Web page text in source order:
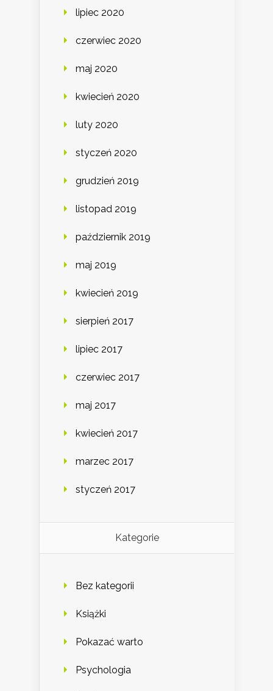
lipiec 2020
czerwiec 2020
maj 2020
kwiecień 2020
luty 2020
styczeń 2020
grudzień 2019
listopad 2019
październik 2019
maj 2019
kwiecień 2019
sierpień 2017
lipiec 2017
czerwiec 2017
maj 2017
kwiecień 2017
marzec 2017
styczeń 2017
Kategorie
Bez kategorii
Książki
Pokazać warto
Psychologia